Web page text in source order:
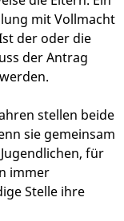
mit Vollmacht
der oder die
der Antrag
stellen beide
sie gemeinsam
für
immer
Stelle ihre